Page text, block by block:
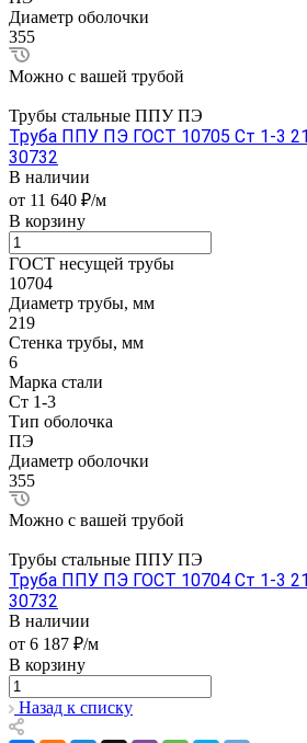
Диаметр оболочки
355
Можно с вашей трубой
Трубы стальные ППУ ПЭ
Труба ППУ ПЭ ГОСТ 10705 Ст 1-3
30732
В наличии
от 11 640 ₽/м
В корзину
ГОСТ несущей трубы
10704
Диаметр трубы, мм
219
Стенка трубы, мм
6
Марка стали
Ст 1-3
Тип оболочка
ПЭ
Диаметр оболочки
355
Можно с вашей трубой
Трубы стальные ППУ ПЭ
Труба ППУ ПЭ ГОСТ 10704 Ст 1-3
30732
В наличии
от 6 187 ₽/м
В корзину
Назад к списку